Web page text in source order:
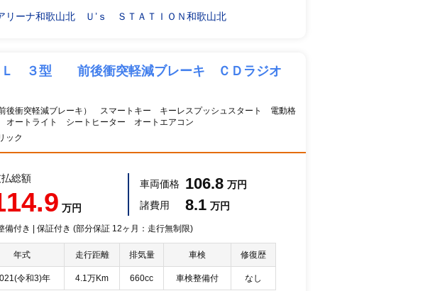
リーナ和歌山北 Ｕ’ｓ ＳＴＡＴＩＯＮ和歌山北
Ｌ ３型 前後衝突軽減ブレーキ ＣＤラジオ
後衝突軽減ブレーキ） スマートキー キーレスプッシュスタート 電動格
ートライト シートヒーター オートエアコン
ック
総額
万円
車両価格 106.8 万円
諸費用
8.1 万円
備付き | 保証付き (部分保証 12ヶ月：走行無制限)
年式 走行距離 排気量 車検 修復歴
令和3)年 4.1万Km 660cc 車検整備付 なし